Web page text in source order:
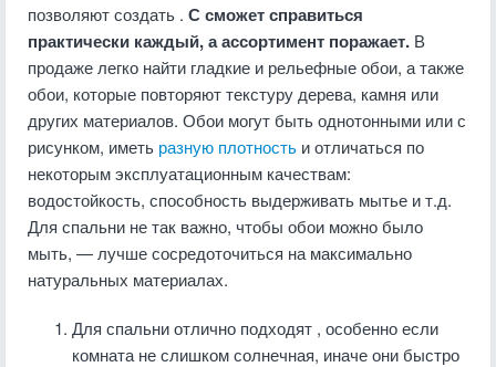
позволяют создать . С сможет справиться
практически каждый, а ассортимент поражает. В
продаже легко найти гладкие и рельефные обои, а также
обои, которые повторяют текстуру дерева, камня или
других материалов. Обои могут быть однотонными или с
рисунком, иметь разную плотность и отличаться по
некоторым эксплуатационным качествам:
водостойкость, способность выдерживать мытье и т.д.
Для спальни не так важно, чтобы обои можно было
мыть, — лучше сосредоточиться на максимально
натуральных материалах.
Для спальни отлично подходят , особенно если
комната не слишком солнечная, иначе они быстро